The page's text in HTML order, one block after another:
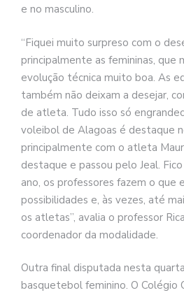
e no masculino.
“Fiquei muito surpreso com o
principalmente as femininas, que
evolução técnica muito boa. As
também não deixam a desejar,
de atleta. Tudo isso só
voleibol de Alagoas é destaque
principalmente com o atleta
destaque e passou pelo Jeal.
ano, os professores fazem o que
possibilidades e, às vezes, até
os atletas”, avalia o professor
coordenador da modalidade.
Outra final disputada nesta
basquetebol feminino. O Colégio